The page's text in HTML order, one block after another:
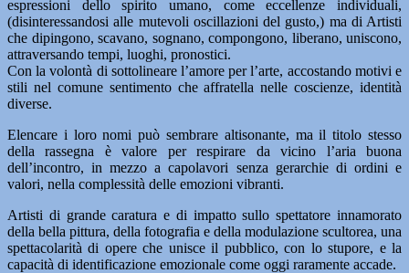
espressioni dello spirito umano, come eccellenze individuali,
(disinteressandosi alle mutevoli oscillazioni del gusto,) ma di Artisti
che dipingono, scavano, sognano, compongono, liberano, uniscono,
attraversando tempi, luoghi, pronostici.
Con la volontà di sottolineare l’amore per l’arte, accostando motivi e
stili nel comune sentimento che affratella nelle coscienze, identità
diverse.
Elencare i loro nomi può sembrare altisonante, ma il titolo stesso
della rassegna è valore per respirare da vicino l’aria buona
dell’incontro, in mezzo a capolavori senza gerarchie di ordini e
valori, nella complessità delle emozioni vibranti.
Artisti di grande caratura e di impatto sullo spettatore innamorato
della bella pittura, della fotografia e della modulazione scultorea, una
spettacolarità di opere che unisce il pubblico, con lo stupore, e la
capacità di identificazione emozionale come oggi raramente accade.